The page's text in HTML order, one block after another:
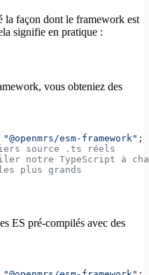
la façon dont le framework est
signifie en pratique :
vous obteniez des
"@openmrs/esm-framework" ;
source .ts réels
notre TypeScript à
plus grands
ES pré-compilés avec des